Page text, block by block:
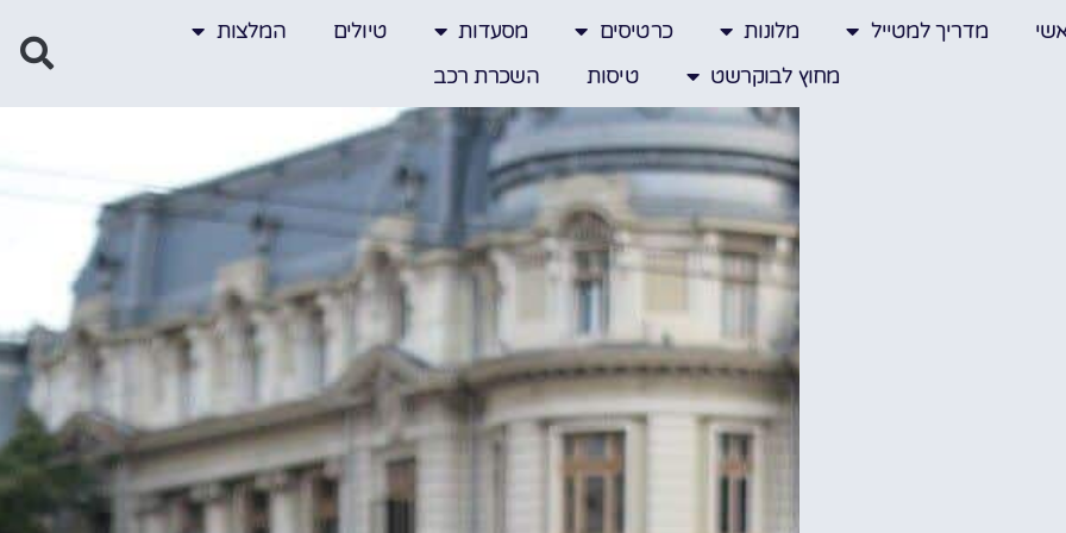
מדריך למטייל מלונות כרטיסים מסעדות טיולים
המלצות
מחוץ לבוקרשט
טיסות השכרת רכב